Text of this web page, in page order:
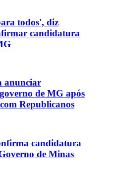
todos', diz
candidatura
anunciar
de MG após
Republicanos
candidatura
de Minas